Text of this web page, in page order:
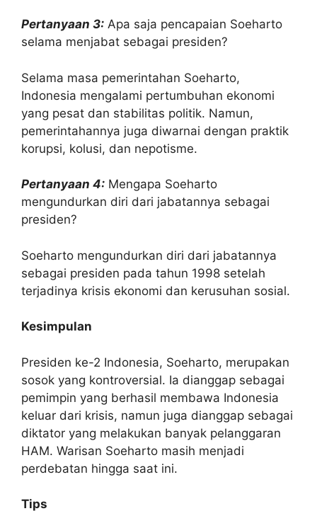
Pertanyaan 3: Apa saja pencapaian Soeharto
selama menjabat sebagai presiden?
Selama masa pemerintahan Soeharto,
Indonesia mengalami pertumbuhan ekonomi
yang pesat dan stabilitas politik. Namun,
pemerintahannya juga diwarnai dengan praktik
korupsi, kolusi, dan nepotisme.
Pertanyaan 4: Mengapa Soeharto
mengundurkan diri dari jabatannya sebagai
presiden?
Soeharto mengundurkan diri dari jabatannya
sebagai presiden pada tahun 1998 setelah
terjadinya krisis ekonomi dan kerusuhan sosial.
Kesimpulan
Presiden ke-2 Indonesia, Soeharto, merupakan
sosok yang kontroversial. Ia dianggap sebagai
pemimpin yang berhasil membawa Indonesia
keluar dari krisis, namun juga dianggap sebagai
diktator yang melakukan banyak pelanggaran
HAM. Warisan Soeharto masih menjadi
perdebatan hingga saat ini.
Tips